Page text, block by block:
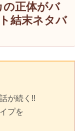
の正体がバ
結末ネタバ
が続く!!
プを